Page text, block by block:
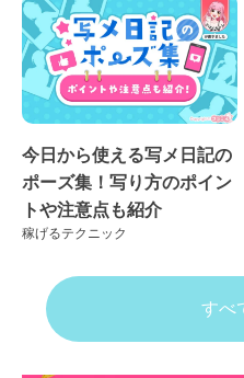
今日から使える写メ日記の
ポーズ集！写り方のポイン
トや注意点も紹介
稼げるテクニック
すべ